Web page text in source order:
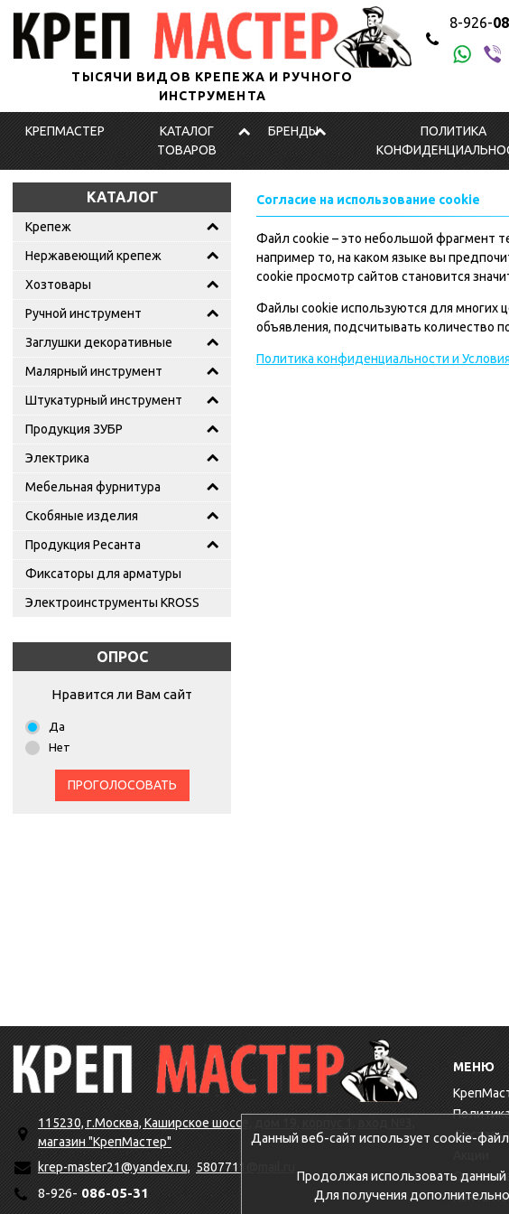
ТЫСЯЧИ ВИДОВ КРЕПЕЖА И РУЧНОГО
ИНСТРУМЕНТА
8-926-
КРЕПМАСТЕР
КАТАЛОГ
ТОВАРОВ
БРЕНДЫ
ПОЛИТИКА
КАТАЛОГ
Крепеж
Нержавеющий крепеж
Хозтовары
Ручной инструмент
Заглушки декоративные
Малярный инструмент
Штукатурный инструмент
Продукция ЗУБР
Электрика
Мебельная фурнитура
Скобяные изделия
Продукция Ресанта
Фиксаторы для арматуры
Электроинструменты KROSS
ОПРОС
Нравится ли Вам сайт
Да
Нет
ПРОГОЛОСОВАТЬ
Согласие на использование cookie
Файл cookie – это небольшой фрагмент
например то, на каком языке вы
cookie просмотр сайтов становится
Файлы cookie используются для многих
объявления, подсчитывать количество
Политика конфиденциальности и
115230, г.Москва, Каширское шоссе, дом 19, корпус 1, вход №3,
магазин "КрепМастер"
krep-master21@yandex.ru, 5807711@mail.ru
8-926-086-05-31
МЕНЮ
Данный веб-сайт использует cookie-
Продолжая использовать данный
Для получения